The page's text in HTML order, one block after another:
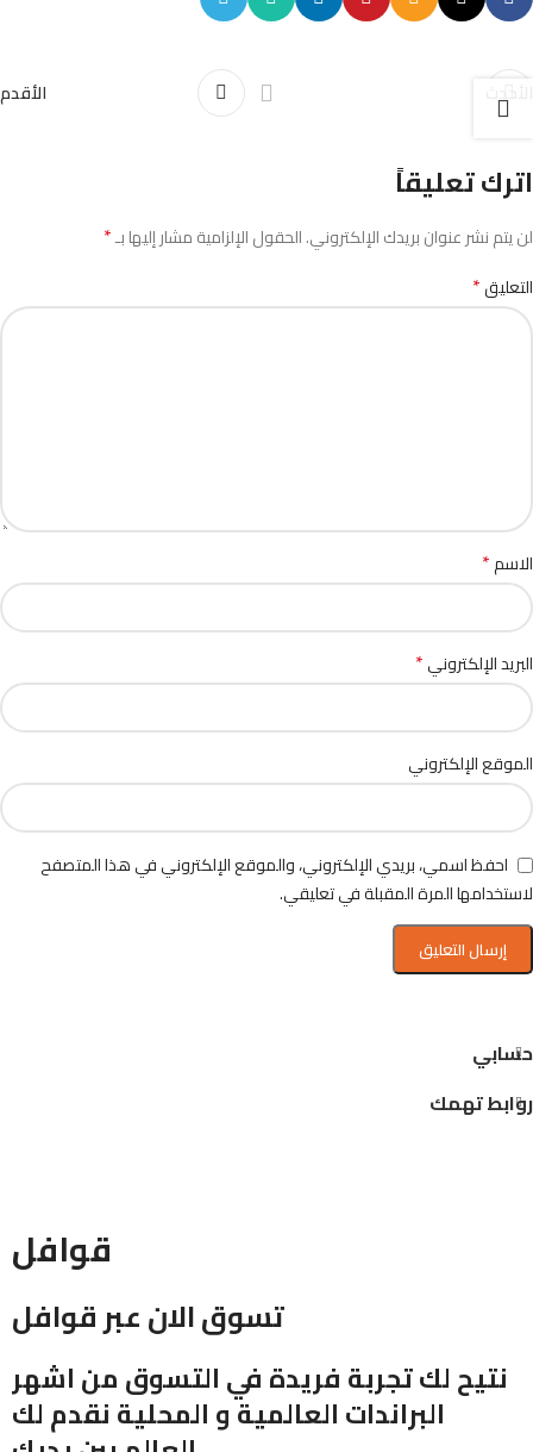
الأحدث الأقدم
اترك تعليقاً
لن يتم نشر عنوان بريدك الإلكتروني.الحقول الإلزامية مشار إليها بـ*
التعليق*
الاسم*
البريد الإلكتروني*
الموقع الإلكتروني
احفظ اسمي، بريدي الإلكتروني، والموقع الإلكتروني في هذا المتصفح
لاستخدامها المرة المقبلة في تعليقي.
حسابي
روابط تهمك
قوافل
تسوق الان عبر قوافل
نتيح لك تجربة فريدة في التسوق من اشهر
البراندات العالمية و المحلية نقدم لك